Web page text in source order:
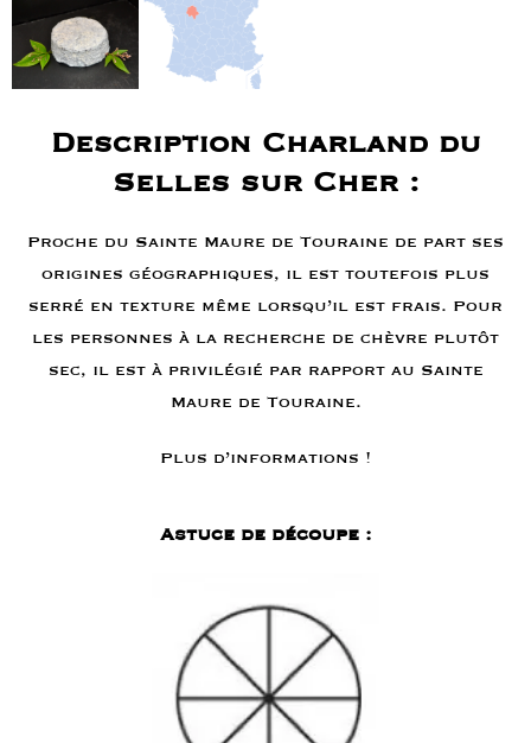
Description Charland du
Selles sur Cher :
Proche du Sainte Maure de Touraine de part ses
origines géographiques, il est toutefois plus
serré en texture même lorsqu’il est frais. Pour
les personnes à la recherche de chèvre plutôt
sec, il est à privilégié par rapport au Sainte
Maure de Touraine.
Plus d’informations !
Astuce de découpe :